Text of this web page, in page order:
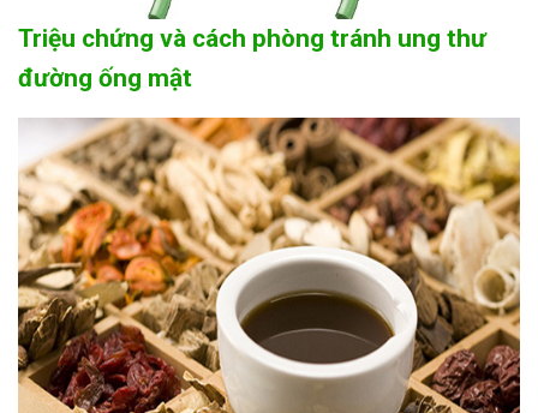
Triệu chứng và cách phòng tránh ung thư
đường ống mật